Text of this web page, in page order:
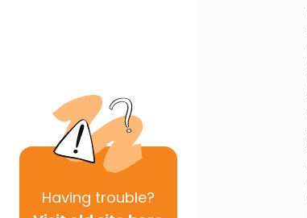
Having trouble?